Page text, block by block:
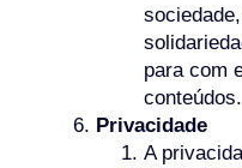
para com
conteúdos.
Privacidade
A